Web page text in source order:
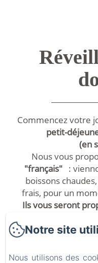
Commencez votre
petit-
(en
Nous vous
"français" :
boissons
frais, pour un
Ils vous seront
Notre site
Nous utilisons des